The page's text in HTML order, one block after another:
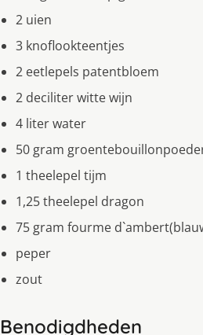
2 uien
3 knoflookteentjes
2 eetlepels patentbloem
2 deciliter witte wijn
4 liter water
50 gram
1 theelepel tijm
1,25 theelepel dragon
75 gram fourme
peper
zout
Benodigdheden